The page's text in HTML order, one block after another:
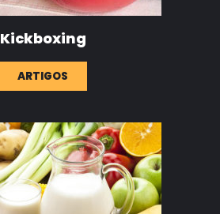
Kickboxing
ARTIGOS